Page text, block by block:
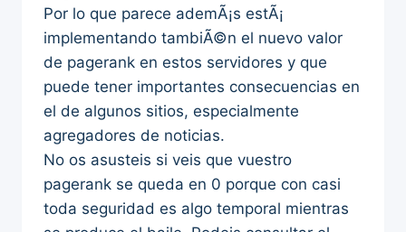
Por lo que parece ademÃ¡s estÃ¡
implementando tambiÃ©n el nuevo valor
de pagerank en estos servidores y que
puede tener importantes consecuencias en
el de algunos sitios, especialmente
agregadores de noticias.
No os asusteis si veis que vuestro
pagerank se queda en 0 porque con casi
toda seguridad es algo temporal mientras